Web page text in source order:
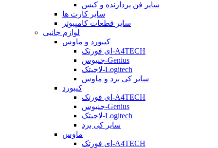
سایر فن پردازنده و کیس
سایر کارت ها
سایر قطعات کامپیوتر
لوازم جانبی
کیبورد و ماوس
ای فورتک-A4TECH
جنیوس-Genius
لاجیتک-Logitech
سایر کی برد و ماوس
کیبورد
ای فورتک-A4TECH
جنیوس-Genius
لاجیتک-Logitech
سایر کی برد
ماوس
ای فورتک-A4TECH